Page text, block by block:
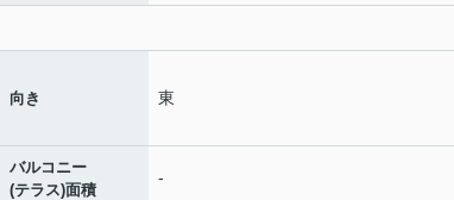
向き 東
バルコニー
(テラス)面積
-